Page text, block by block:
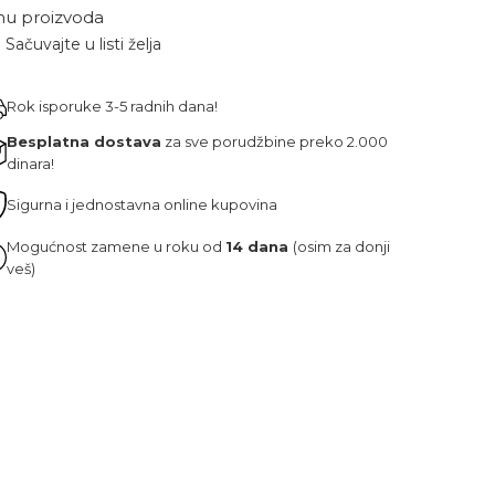
proizvoda
Sačuvajte u listi želja
Rok isporuke 3-5 radnih dana!
Besplatna dostava za sve porudžbine preko 2.000
dinara!
Sigurna i jednostavna online kupovina
Mogućnost zamene u roku od 14 dana (osim za donji
veš)